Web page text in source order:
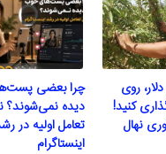
روی
کنید!
نهال
چرا بعضی
دیده
تعامل اولیه در
اینستاگرام